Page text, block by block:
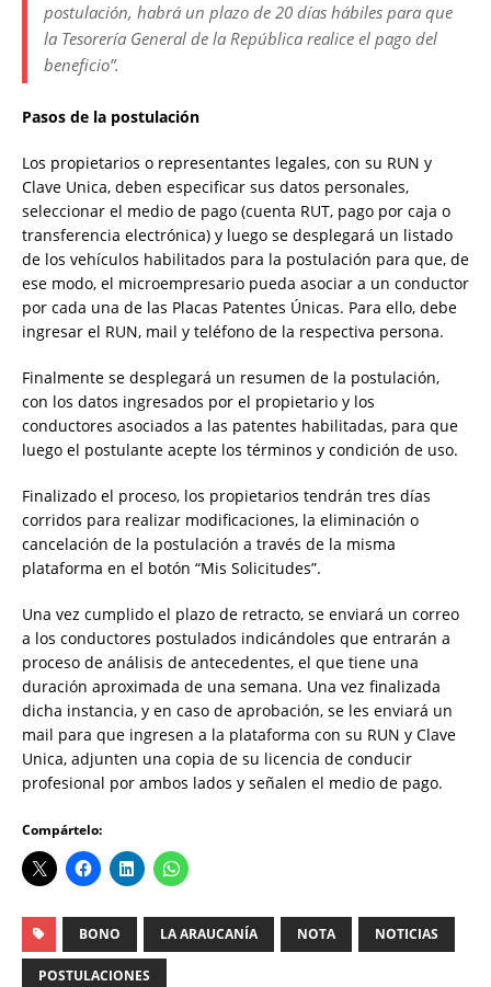
postulación, habrá un plazo de 20 días hábiles para que
la Tesorería General de la República realice el pago del
beneficio”.
Pasos de la postulación
Los propietarios o representantes legales, con su RUN y
Clave Unica, deben especificar sus datos personales,
seleccionar el medio de pago (cuenta RUT, pago por caja o
transferencia electrónica) y luego se desplegará un listado
de los vehículos habilitados para la postulación para que, de
ese modo, el microempresario pueda asociar a un conductor
por cada una de las Placas Patentes Únicas. Para ello, debe
ingresar el RUN, mail y teléfono de la respectiva persona.
Finalmente se desplegará un resumen de la postulación,
con los datos ingresados por el propietario y los
conductores asociados a las patentes habilitadas, para que
luego el postulante acepte los términos y condición de uso.
Finalizado el proceso, los propietarios tendrán tres días
corridos para realizar modificaciones, la eliminación o
cancelación de la postulación a través de la misma
plataforma en el botón “Mis Solicitudes”.
Una vez cumplido el plazo de retracto, se enviará un correo
a los conductores postulados indicándoles que entrarán a
proceso de análisis de antecedentes, el que tiene una
duración aproximada de una semana. Una vez finalizada
dicha instancia, y en caso de aprobación, se les enviará un
mail para que ingresen a la plataforma con su RUN y Clave
Unica, adjunten una copia de su licencia de conducir
profesional por ambos lados y señalen el medio de pago.
Compártelo:
BONO LA ARAUCANÍA NOTA NOTICIAS
POSTULACIONES